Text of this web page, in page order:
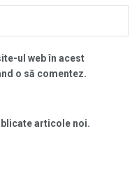
ul web în acest
o să comentez.
articole noi.